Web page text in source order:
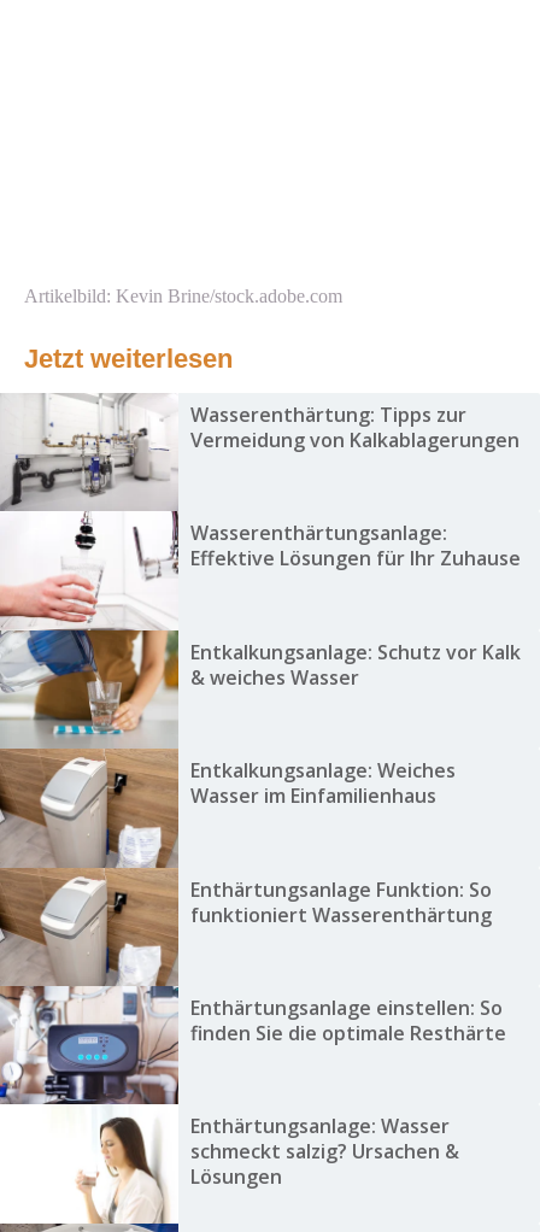
Artikelbild: Kevin Brine/stock.adobe.com
Jetzt weiterlesen
Wasserenthärtung: Tipps zur
Vermeidung von Kalkablagerungen
Wasserenthärtungsanlage:
Effektive Lösungen für Ihr Zuhause
Entkalkungsanlage: Schutz vor Kalk
& weiches Wasser
Entkalkungsanlage: Weiches
Wasser im Einfamilienhaus
Enthärtungsanlage Funktion: So
funktioniert Wasserenthärtung
Enthärtungsanlage einstellen: So
finden Sie die optimale Resthärte
Enthärtungsanlage: Wasser
schmeckt salzig? Ursachen &
Lösungen